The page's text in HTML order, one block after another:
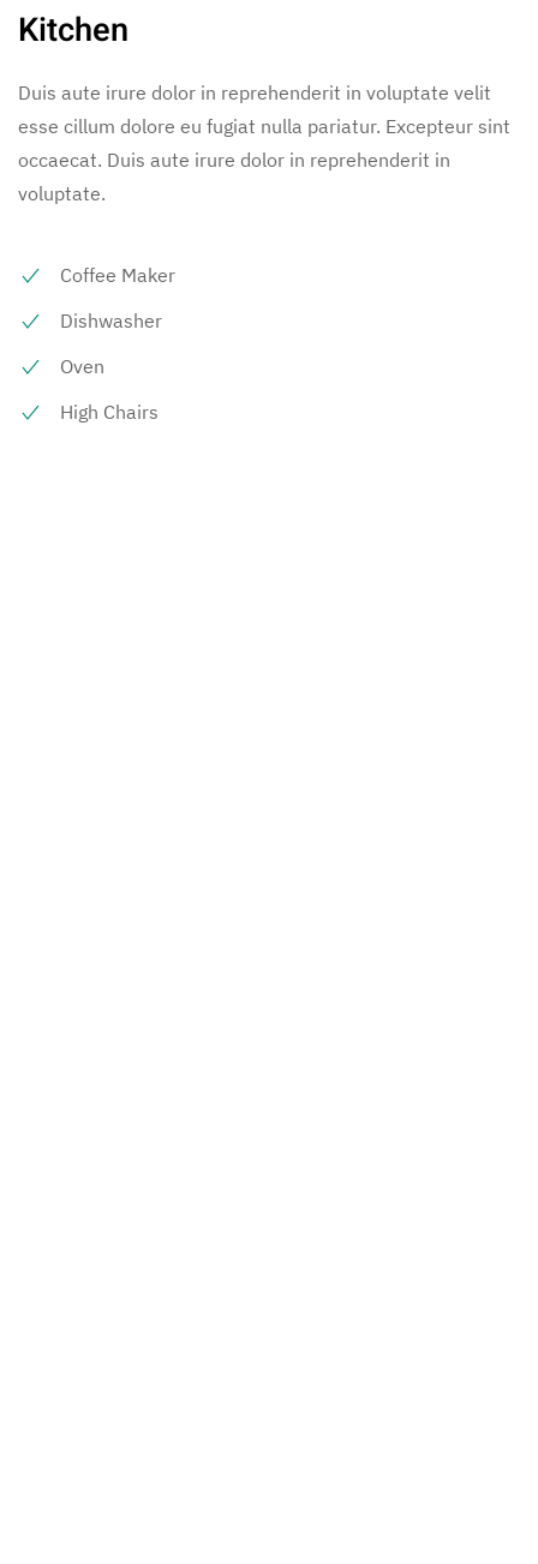
Kitchen
Duis aute irure dolor in reprehenderit in voluptate velit
esse cillum dolore eu fugiat nulla pariatur. Excepteur sint
occaecat. Duis aute irure dolor in reprehenderit in
voluptate.
Coffee Maker
Dishwasher
Oven
High Chairs